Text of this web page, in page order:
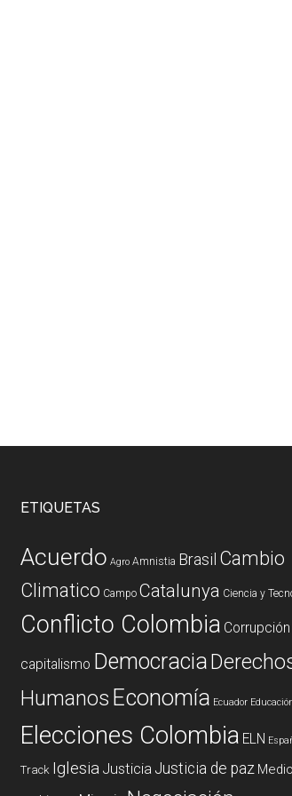
ETIQUETAS
Acuerdo Agro Amnistia Brasil Cambio
Climatico Campo Catalunya Ciencia y
Conflicto Colombia Corrupción
capitalismo Democracia
Humanos Economía Ecuador
Elecciones Colombia ELN
Track Iglesia Justicia Justicia de paz Medio